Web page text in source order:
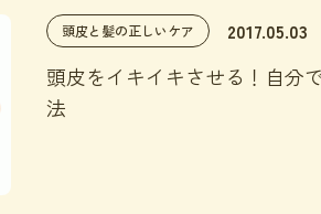
頭皮と髪の正しいケア 2017.05.03
頭皮をイキイキさせる！自分
法